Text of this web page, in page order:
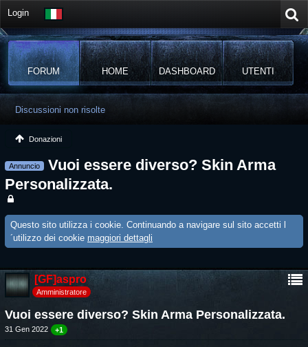
Login
FORUM HOME DASHBOARD UTENTI
Discussioni non risolte
Donazioni
Annuncio
Vuoi essere diverso? Skin Arma
Personalizzata.
Questo sito utilizza i cookie. Continuando a navigare sul sito accetti l
´utilizzo dei cookie maggiori dettagli
[GF]aspro
Amministratore
Vuoi essere diverso? Skin Arma Personalizzata.
31 Gen 2022 +1